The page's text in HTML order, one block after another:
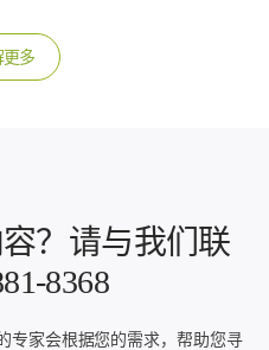
更多
？请与我们联
8368
专家会根据您的需求，帮助您寻